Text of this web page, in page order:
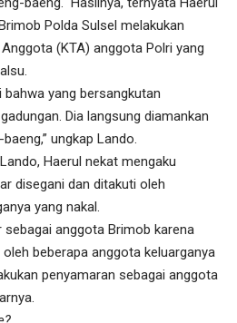
Polda Sulsel melakukan
(KTA) anggota Polri yang
yang bersangkutan
Dia langsung diamankan
ungkap Lando.
Haerul nekat mengaku
disegani dan ditakuti oleh
yang nakal.
sebagai anggota Brimob karena
beberapa anggota keluarganya
penyamaran sebagai anggota